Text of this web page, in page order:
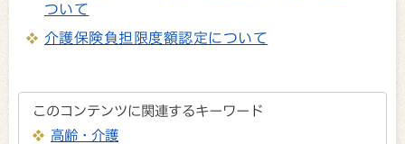
ついて
介護保険負担限度額認定について
このコンテンツに関連するキーワード
高齢・介護